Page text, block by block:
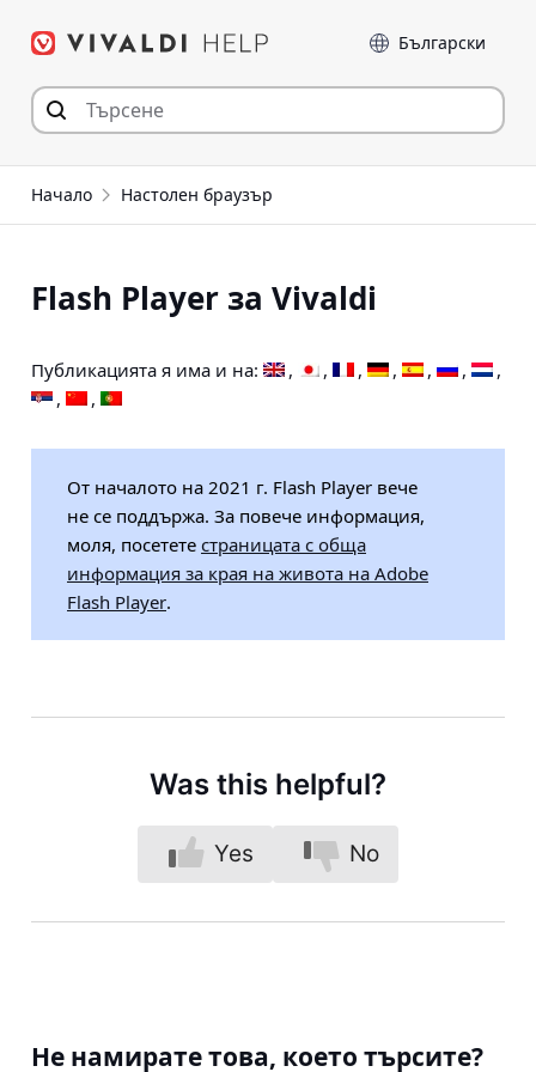
към съдържанието
Език
Начало Настолен браузър
Flash Player за Vivaldi
Публикацията я има и на:
От началото на 2021 г. Flash Player вече
не се поддържа. За повече информация,
моля, посетете страницата с обща
информация за края на живота на Adobe
Flash Player.
Was this helpful?
Yes No
Не намирате това, което търсите?